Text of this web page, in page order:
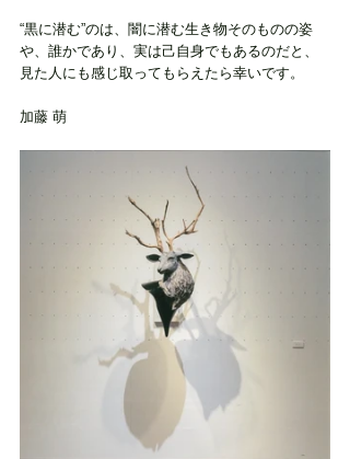
“黒に潜む”のは、闇に潜む生き物そのものの姿
や、誰かであり、実は己自身でもあるのだと、
見た人にも感じ取ってもらえたら幸いです。
加藤 萌